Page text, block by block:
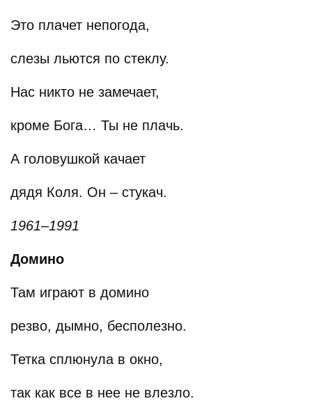
Это плачет непогода,
слезы льются по стеклу.
Нас никто не замечает,
кроме Бога… Ты не плачь.
А головушкой качает
дядя Коля. Он – стукач.
1961–1991
Домино
Там играют в домино
резво, дымно, бесполезно.
Тетка сплюнула в окно,
так как все в нее не влезло.